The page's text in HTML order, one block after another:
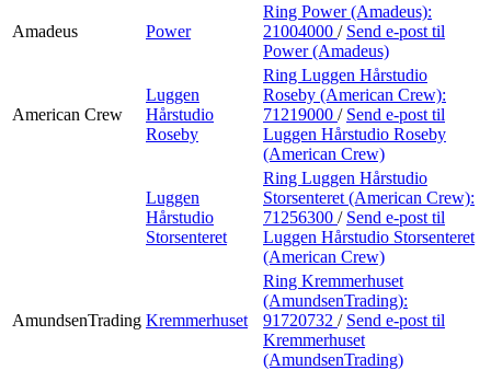
Amadeus Power
Ring Power (Amadeus):
21004000 / Send e-post til
Power (Amadeus)
American Crew
Luggen
Hårstudio
Roseby
Ring Luggen Hårstudio
Roseby (American Crew):
71219000 / Send e-post til
Luggen Hårstudio Roseby
(American Crew)
Luggen
Hårstudio
Storsenteret
Ring Luggen Hårstudio
Storsenteret (American Crew):
71256300 / Send e-post til
Luggen Hårstudio Storsenteret
(American Crew)
AmundsenTrading Kremmerhuset
Ring Kremmerhuset
(AmundsenTrading):
91720732 / Send e-post til
Kremmerhuset
(AmundsenTrading)